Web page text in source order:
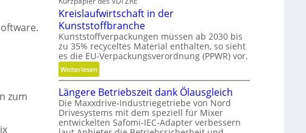
zum
g
l
e
i
c
h
i
l
i
t
ä
t
,
D
y
n
a
h
n
e
l
l
g
e
n
a
u
p
Kreislaufwirtschaft in der
Kunststoffbranche
Kunststoffverpackungen müssen ab 2030 bis
zu 35% recyceltes Material enthalten, so sieht
es die EU-Verpackungsverordnung (PPWR) vor.
Weiterlesen:
K
e
i
s
Längere Betriebszeit dank Ölausgleich
Die Maxxdrive-Industriegetriebe von Nord
Drivesystems mit dem speziell für Mixer
entwickelten Safomi-IEC-Adapter verbessern